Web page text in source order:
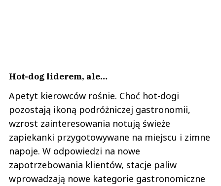
Hot-dog liderem, ale…
Apetyt kierowców rośnie. Choć hot-dogi
pozostają ikoną podróżniczej gastronomii,
wzrost zainteresowania notują świeże
zapiekanki przygotowywane na miejscu i zimne
napoje. W odpowiedzi na nowe
zapotrzebowania klientów, stacje paliw
wprowadzają nowe kategorie gastronomiczne